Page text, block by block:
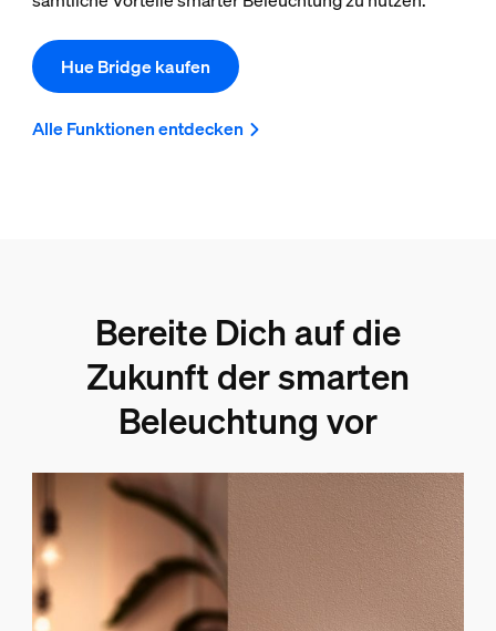
Hue Bridge kaufen
Alle Funktionen entdecken
Bereite Dich auf die
Zukunft der smarten
Beleuchtung vor